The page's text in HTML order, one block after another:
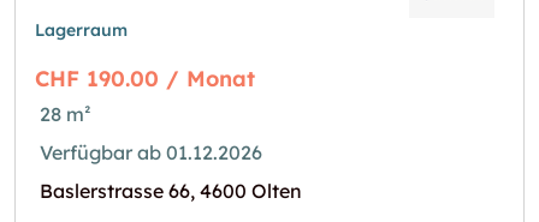
Lagerraum
CHF 190.00 / Monat
28 m²
Verfügbar ab 01.12.2026
Baslerstrasse 66, 4600 Olten